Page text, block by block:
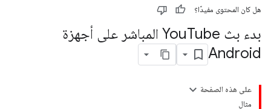
هل كان المحتوى مفيدًا؟
بدء بث You
Tube المباشر على أجهزة
Android
على هذه الصفحة
مثال